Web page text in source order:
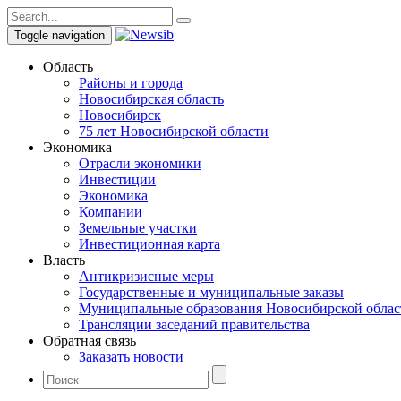
Toggle navigation
Область
Районы и города
Новосибирская область
Новосибирск
75 лет Новосибирской области
Экономика
Отрасли экономики
Инвестиции
Экономика
Компании
Земельные участки
Инвестиционная карта
Власть
Антикризисные меры
Государственные и муниципальные заказы
Муниципальные образования Новосибирской
Трансляции заседаний правительства
Обратная связь
Заказать новости